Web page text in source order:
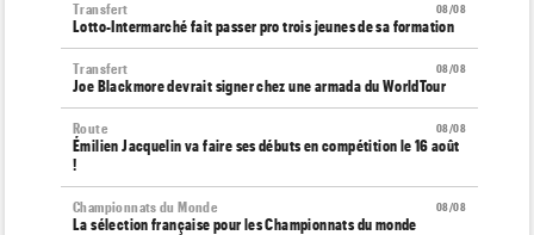
08/08
Transfert
Lotto-Intermarché fait passer pro trois jeunes de sa formation
08/08
Transfert
Joe Blackmore devrait signer chez une armada du WorldTour
08/08
Route
Émilien Jacquelin va faire ses débuts en compétition le 16 août
!
08/08
Championnats du Monde
La sélection française pour les Championnats du monde